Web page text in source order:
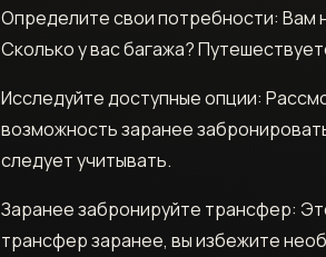
Определите свои потребности: Вам
Сколько у вас багажа?
Исследуйте доступные опции:
возможность заранее
следует учитывать.
Заранее забронируйте трансфер:
трансфер заранее, вы избежите